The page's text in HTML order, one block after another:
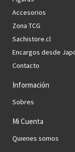
Accesorios
Zona TCG
Sachistore.cl
Encargos desde
Contacto
Información
Sobres
Mi Cuenta
Quienes somos